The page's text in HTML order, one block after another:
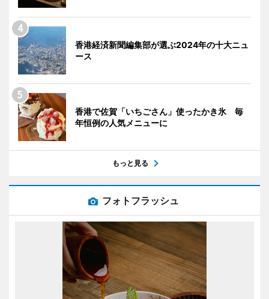
香港経済新聞編集部が選ぶ2024年の十大ニュ
ース
香港で佐賀「いちごさん」使ったかき氷 毎
年恒例の人気メニューに
もっと見る
フォトフラッシュ